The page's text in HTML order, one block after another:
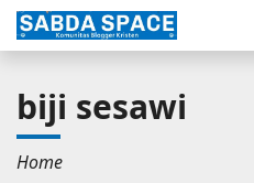
biji sesawi
Home